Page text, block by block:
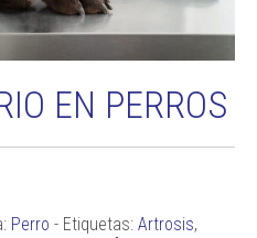
EN PERROS
Perro - Etiquetas: Artrosis,